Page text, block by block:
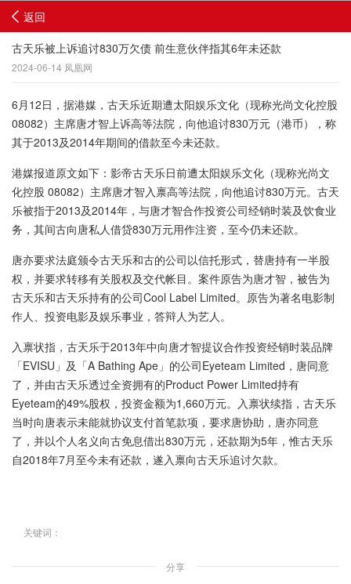
返回
古天乐被上诉追讨830万欠债 前生意伙伴指其6年未还款
2024-06-14 凤凰网
6月12日，据港媒，古天乐近期遭太阳娱乐文化（现称光尚文化控股
08082）主席唐才智上诉高等法院，向他追讨830万元（港币），称
其于2013及2014年期间的借款至今未还款。
港媒报道原文如下：影帝古天乐日前遭太阳娱乐文化（现称光尚文
化控股 08082）主席唐才智入禀高等法院，向他追讨830万元。古天
乐被指于2013及2014年，与唐才智合作投资公司经销时装及饮食业
务，其间古向唐私人借贷830万元用作注资，至今仍未还款。
唐亦要求法庭颁令古天乐和古的公司以信托形式，替唐持有一半股
权，并要求转移有关股权及交代帐目。案件原告为唐才智，被告为
古天乐和古天乐持有的公司Cool Label Limited。原告为著名电影制
作人、投资电影及娱乐事业，答辩人为艺人。
入禀状指，古天乐于2013年中向唐才智提议合作投资经销时装品牌
「EVISU」及「A Bathing Ape」的公司Eyeteam Limited，唐同意
了，并由古天乐透过全资拥有的Product Power Limited持有
Eyeteam的49%股权，投资金额为1,660万元。入禀状续指，古天乐
当时向唐表示未能就协议支付首笔款项，要求唐协助，唐亦同意
了，并以个人名义向古免息借出830万元，还款期为5年，惟古天乐
自2018年7月至今未有还款，遂入禀向古天乐追讨欠款。
关键词：
分享